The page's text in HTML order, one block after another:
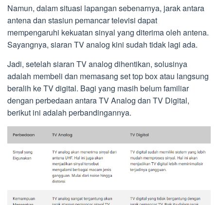
Namun, dalam situasi lapangan sebenarnya, jarak antara
antena dan stasiun pemancar televisi dapat
mempengaruhi kekuatan sinyal yang diterima oleh antena.
Sayangnya, siaran TV analog kini sudah tidak lagi ada.
Jadi, setelah siaran TV analog dihentikan, solusinya
adalah membeli dan memasang set top box atau langsung
beralih ke TV digital. Bagi yang masih belum familiar
dengan perbedaan antara TV Analog dan TV Digital,
berikut ini adalah perbandingannya.